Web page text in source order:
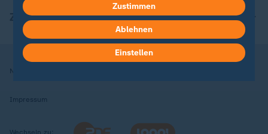
ZDFheute Apps
Nutzungsbedingungen
Impressum
Wechseln zu:
in deinen Einstellungen widerrufen oder ändern.
Hier findest du das Impressum.
Weitere Informationen findest du in unserer
Datenschutzerklärung.
Zustimmen
Ablehnen
Einstellen